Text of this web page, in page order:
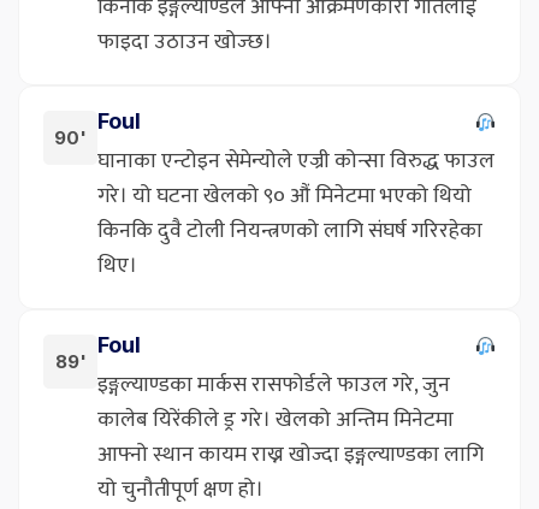
फाइदा उठाउन खोज्छ।
90'
Foul
घानाका एन्टोइन सेमेन्योले एज्री कोन्सा विरुद्ध फाउल
गरे। यो घटना खेलको ९० औं मिनेटमा भएको थियो
किनकि दुवै टोली नियन्त्रणको लागि संघर्ष गरिरहेका
थिए।
89'
Foul
इङ्गल्याण्डका मार्कस रासफोर्डले फाउल गरे, जुन
कालेब यिरेंकीले ड्र गरे। खेलको अन्तिम मिनेटमा
आफ्नो स्थान कायम राख्न खोज्दा इङ्गल्याण्डका लागि
यो चुनौतीपूर्ण क्षण हो।